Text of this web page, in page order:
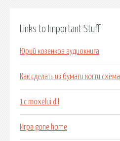
Links to Important Stuff
Юрий козенков аудиокнига
Как сделать из бумаги когти схема
1c moxelui dll
Игра gone home